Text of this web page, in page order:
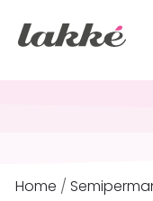
Home /